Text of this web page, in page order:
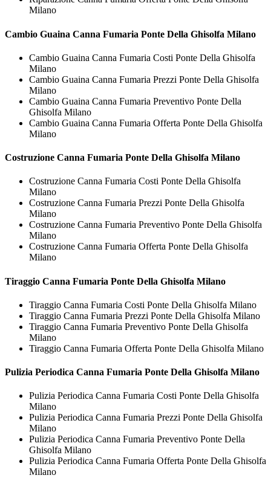
Milano
Cambio Guaina Canna Fumaria Ponte Della Ghisolfa Milano
Cambio Guaina Canna Fumaria Costi Ponte Della Ghisolfa
Milano
Cambio Guaina Canna Fumaria Prezzi Ponte Della Ghisolfa
Milano
Cambio Guaina Canna Fumaria Preventivo Ponte Della
Ghisolfa Milano
Cambio Guaina Canna Fumaria Offerta Ponte Della Ghisolfa
Milano
Costruzione Canna Fumaria Ponte Della Ghisolfa Milano
Costruzione Canna Fumaria Costi Ponte Della Ghisolfa
Milano
Costruzione Canna Fumaria Prezzi Ponte Della Ghisolfa
Milano
Costruzione Canna Fumaria Preventivo Ponte Della Ghisolfa
Milano
Costruzione Canna Fumaria Offerta Ponte Della Ghisolfa
Milano
Tiraggio Canna Fumaria Ponte Della Ghisolfa Milano
Tiraggio Canna Fumaria Costi Ponte Della Ghisolfa Milano
Tiraggio Canna Fumaria Prezzi Ponte Della Ghisolfa Milano
Tiraggio Canna Fumaria Preventivo Ponte Della Ghisolfa
Milano
Tiraggio Canna Fumaria Offerta Ponte Della Ghisolfa Milano
Pulizia Periodica Canna Fumaria Ponte Della Ghisolfa Milano
Pulizia Periodica Canna Fumaria Costi Ponte Della Ghisolfa
Milano
Pulizia Periodica Canna Fumaria Prezzi Ponte Della Ghisolfa
Milano
Pulizia Periodica Canna Fumaria Preventivo Ponte Della
Ghisolfa Milano
Pulizia Periodica Canna Fumaria Offerta Ponte Della Ghisolfa
Milano